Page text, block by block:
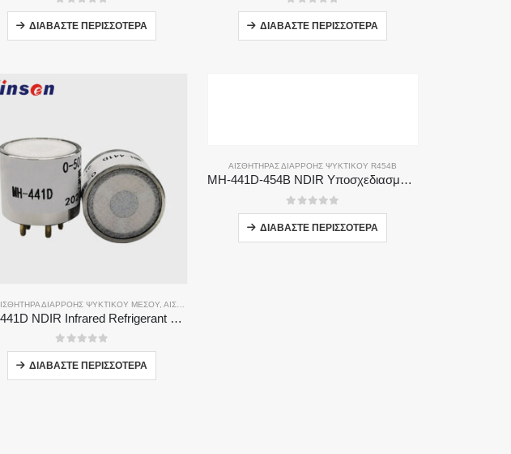
0από 5
ΔΙΑΒΆΣΤΕ ΠΕΡΙΣΣΌΤΕΡΑ
0από 5
ΔΙΑΒΆΣΤΕ ΠΕΡΙΣΣΌΤΕΡΑ
, ΑΙΣΘΗΤΉΡΑΣ ΔΙΑΡΡΟΉΣ ΨΥΚΤΙΚΟΎ R454B
ΔΙΑΡΡΟΉΣ ΨΥΚΤΙΚΟΎ ΜΈΣΟΥ, ΑΙΣΘΗΤΉΡΑΣ ΔΙΑΡΡΟΉΣ ΨΥΚΤΙΚΟΎ R134A
MH-441D NDIR Infrared Refrigerant Sensor | High Sensitivity | HVAC & Industrial Safety | Long Lifespan
0από 5
ΔΙΑΒΆΣΤΕ ΠΕΡΙΣΣΌΤΕΡΑ
ΑΙΣΘΗΤΉΡΑΣ ΔΙΑΡΡΟΉΣ ΨΥΚΤΙΚΟΎ R454B
MH-441D-454B NDIR Υποσχεδιασμός ψυκτικού μέσου
0από 5
ΔΙΑΒΆΣΤΕ ΠΕΡΙΣΣΌΤΕΡΑ